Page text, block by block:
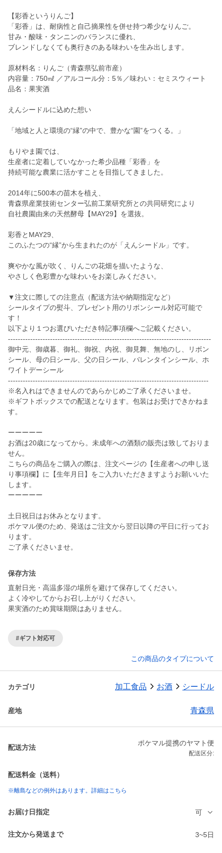
【彩香というりんご】
「彩香」は、耐病性と自己摘果性を併せ持つ希少なりんご。
甘み・酸味・タンニンのバランスに優れ、
ブレンドしなくても奥行きのある味わいを生み出します。
原材料名：りんご（青森県弘前市産）
内容量：750㎖ ／アルコール分：5％／味わい：セミスウィート
品名：果実酒
えんシードルに込めた想い
「地域と人と環境の“縁”の中で、豊かな“園”をつくる。」
もりやま園では、
生産者に定着していなかった希少品種「彩香」を
持続可能な農業に活かすことを目指してきました。
2014年に500本の苗木を植え、
青森県産業技術センター弘前工業研究所との共同研究により
自社農園由来の天然酵母【MAY29】を選抜。
彩香とMAY29、
このふたつの“縁”から生まれたのが「えんシードル」です。
爽やかな風が吹く、りんごの花畑を描いたような、
やさしく色彩豊かな味わいをお楽しみください。
▼注文に際しての注意点（配送方法や納期指定など）
シールタイプの熨斗、プレゼント用のリボンシール対応可能で
す！
以下より１つお選びいただき特記事項欄へご記載ください。
----------------------------------------------------------------------------------
御中元、御歳暮、御礼、御祝、内祝、御見舞、無地のし、リボン
シール、母の日シール、父の日シール、バレンタインシール、ホ
ワイトデーシール
---------------------------------------------------------------------------------
※名入れはできませんのであらかじめご了承くださいませ。
※ギフトボックスでの配送となります。包装はお受けできかねま
す。
ーーーーー
お酒は20歳になってから。未成年への酒類の販売は致しておりま
せん。
こちらの商品をご購入の際は、注文ページの【生産者への申し送
り事項欄】に【生年月日】をご入力いただきますようお願いいた
します。
ーーーーー
土日祝日はお休みとなります。
ポケマル便のため、発送はご注文から翌日以降の平日に行ってお
ります。
ご了承くださいませ。
保存方法
直射日光・高温多湿の場所を避けて保存してください。
よく冷やしてからお召し上がりください。
果実酒のため賞味期限はありません。
#ギフト対応可
この商品のタイプについて
カテゴリ 加工食品 お酒 シードル
産地 青森県
配送方法
ポケマル提携のヤマト便
配送区分:
配送料金（送料）
※離島などの例外はあります。詳細はこちら
お届け日指定 可
注文から発送まで 3~5日